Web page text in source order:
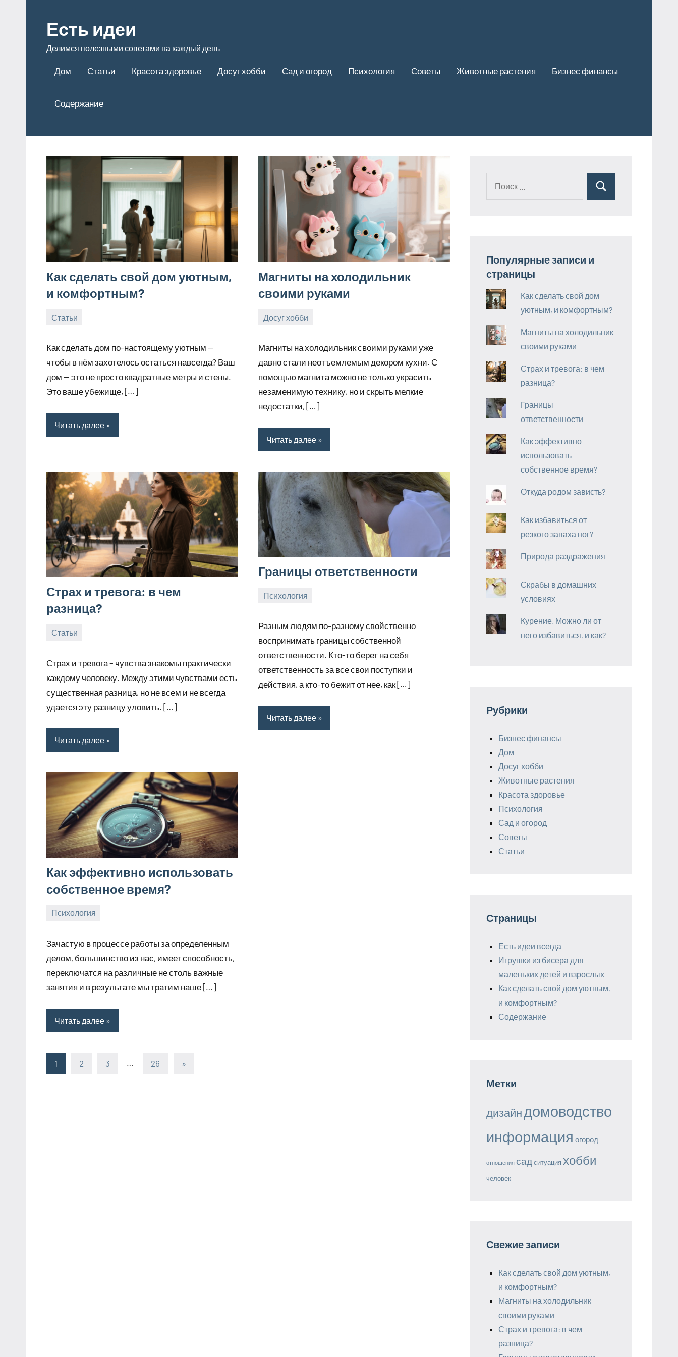
содержимому
Есть идеи
Делимся полезными советами на каждый день
Дом Статьи Красота здоровье Досуг хобби Сад и огород Психология Советы Животные растения Бизнес финансы
Содержание
Как сделать свой дом уютным,
и комфортным?
Статьи
Как сделать дом по-настоящему уютным —
чтобы в нём захотелось остаться навсегда? Ваш
дом — это не просто квадратные метры и стены.
Это ваше убежище, […]
Читать далее
Магниты на холодильник
своими руками
Досуг хобби
25.10.2025
tvorser
Нет
Магниты на холодильник своими руками уже
давно стали неотъемлемым декором кухни. С
помощью магнита можно не только украсить
незаменимую технику, но и скрыть мелкие
недостатки, […]
Читать далее
Страх и тревога: в чем
разница?
Статьи
Страх и тревога – чувства знакомы практически
каждому человеку. Между этими чувствами есть
существенная разница, но не всем и не всегда
удается эту разницу уловить. […]
Читать далее
Границы ответственности
Психология
Разным людям по-разному свойственно
воспринимать границы собственной
ответственности. Кто-то берет на себя
ответственность за все свои поступки и
действия, а кто-то бежит от нее, как […]
Читать далее
Как эффективно использовать
собственное время?
Психология
Зачастую в процессе работы за определенным
делом, большинство из нас, имеет способность,
переключатся на различные не столь важные
занятия и в результате мы тратим наше […]
Читать далее
Пагинация
1 2 3 … 26
Следующие
»
Поиск
Популярные записи и
страницы
Как сделать свой дом
уютным, и комфортным?
Магниты на холодильник
своими руками
Страх и тревога: в чем
разница?
Границы
ответственности
Как эффективно
использовать
собственное время?
Откуда родом зависть?
Как избавиться от
резкого запаха ног?
Природа раздражения
Скрабы в домашних
условиях
Курение. Можно ли от
него избавиться, и как?
Рубрики
Бизнес финансы
Дом
Досуг хобби
Животные растения
Красота здоровье
Психология
Сад и огород
Советы
Статьи
Страницы
Есть идеи всегда
Игрушки из бисера для
маленьких детей и взрослых
Как сделать свой дом уютным,
и комфортным?
Содержание
Метки
дизайн домоводство
информация огород
отношения садситуация хобби
человек
Свежие записи
Как сделать свой дом уютным,
и комфортным?
Магниты на холодильник
своими руками
Страх и тревога: в чем
разница?